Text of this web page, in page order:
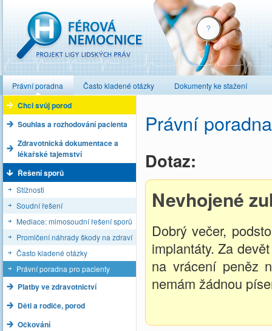
Právní poradna Často kladené otázky Dokumenty ke stažení
Chci svůj porod
Souhlas a rozhodování pacienta
Zdravotnická dokumentace a
lékařské tajemství
Řešení sporů
Stížnosti
Soudní řešení
Mediace: mimosoudní řešení sporů
Promlčení náhrady škody na zdraví
Často kladené otázky
Právní poradna pro pacienty
Platby ve zdravotnictví
Děti a rodiče, porod
Očkování
Právní
Dotaz:
Nevhojené
Dobrý večer,
implantáty. Za
na vrácení peněz
nemám žádnou